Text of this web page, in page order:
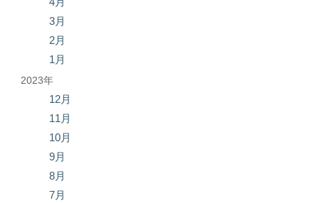
3月
2月
1月
2023年
12月
11月
10月
9月
8月
7月